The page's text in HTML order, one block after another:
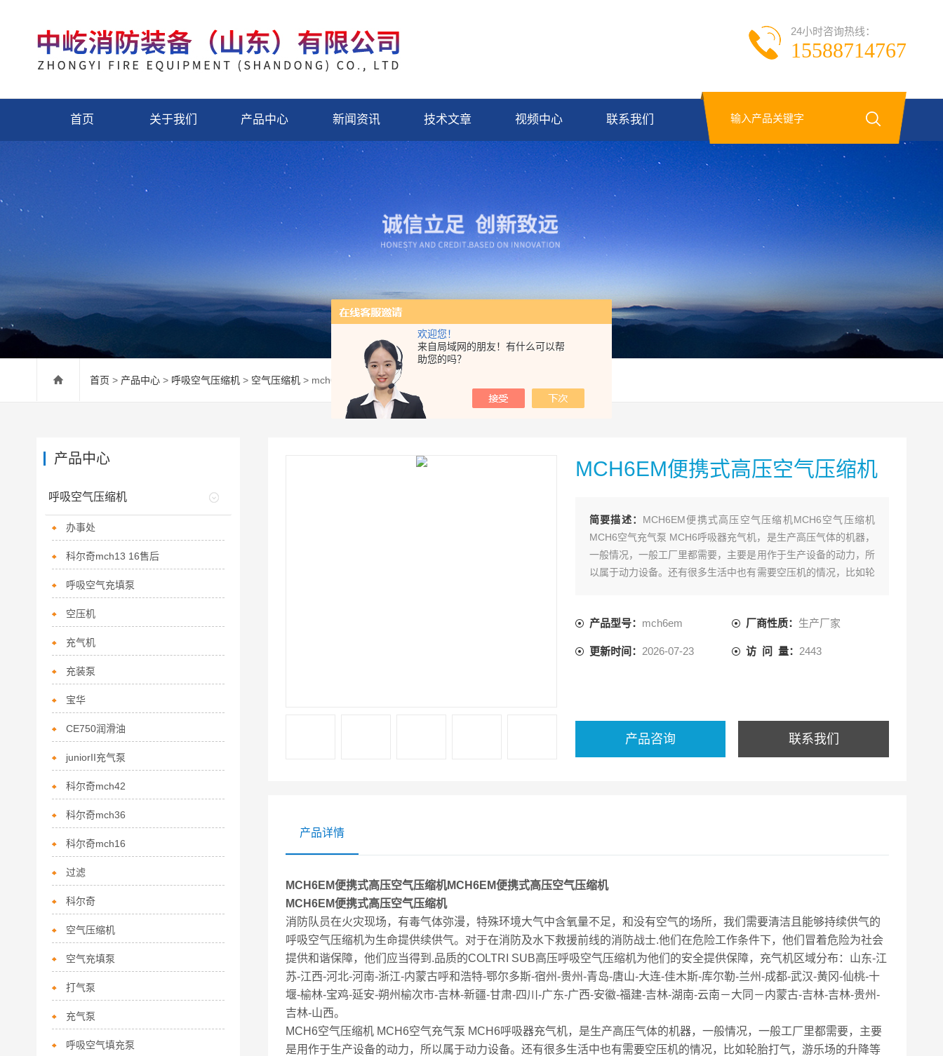
欢迎您！
来自局域网的朋友！有什么可以帮
助您的吗？
24小时咨询热线：
15588714767
首页 关于我们 产品中心 新闻资讯 技术文章 视频中心 联系我们
首页 > 产品中心 > 呼吸空气压缩机 > 空气压缩机 > mch6emMCH6EM便携式高压空气压缩机
MCH6EM便携式高压空气压缩机
简要描述： MCH6EM便携式高压空气压缩机MCH6空气压缩机
MCH6空气充气泵 MCH6呼吸器充气机，是生产高压气体的机器，
一般情况，一般工厂里都需要，主要是用作于生产设备的动力，所
以属于动力设备。还有很多生活中也有需要空压机的情况，比如轮
户购买解决了后顾之忧。
产品型号： mch6em 厂商性质： 生产厂家
更新时间： 2026-07-23 访 问 量： 2443
产品咨询 联系我们
产品详情
MCH6EM便携式高压空气压缩机MCH6EM便携式高压空气压缩机
MCH6EM便携式高压空气压缩机
消防队员在火灾现场，有毒气体弥漫，特殊环境大气中含氧量不足，和没有空气的场所，我们需要清洁且能够持续供气的
呼吸空气压缩机为生命提供续供气。对于在消防及水下救援前线的消防战士.他们在危险工作条件下，他们冒着危险为社会
提供和谐保障，他们应当得到.品质的COLTRI SUB高压呼吸空气压缩机为他们的安全提供保障，充气机区域分布：山东-江
苏-江西-河北-河南-浙江-内蒙古呼和浩特-鄂尔多斯-宿州-贵州-青岛-唐山-大连-佳木斯-库尔勒-兰州-成都-武汉-黄冈-仙桃-十
堰-榆林-宝鸡-延安-朔州榆次市-吉林-新疆-甘肃-四川-广东-广西-安徽-福建-吉林-湖南-云南－大同－内蒙古-吉林-吉林-贵州-
吉林-山西。
MCH6空气压缩机 MCH6空气充气泵 MCH6呼吸器充气机，是生产高压气体的机器，一般情况，一般工厂里都需要，主要
是用作于生产设备的动力，所以属于动力设备。还有很多生活中也有需要空压机的情况，比如轮胎打气，游乐场的升降等
产品中心
呼吸空气压缩机
办事处
科尔奇mch13 16售后
呼吸空气充填泵
空压机
充气机
充装泵
宝华
CE750润滑油
juniorII充气泵
科尔奇mch42
科尔奇mch36
科尔奇mch16
过滤
科尔奇
空气压缩机
空气充填泵
打气泵
充气泵
呼吸空气填充泵